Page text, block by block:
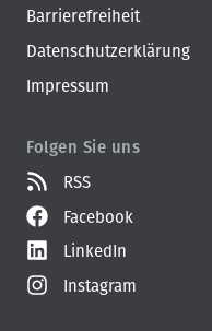
Barrierefreiheit
Datenschutzerklärung
Impressum
Folgen Sie uns
RSS
Facebook
LinkedIn
Instagram